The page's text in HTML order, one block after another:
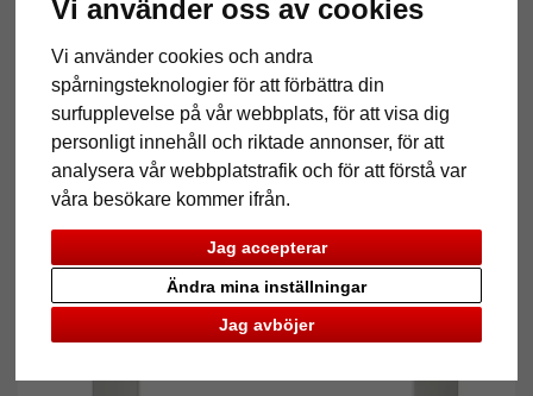
Vi använder oss av cookies
Vi använder cookies och andra
spårningsteknologier för att förbättra din
surfupplevelse på vår webbplats, för att visa dig
personligt innehåll och riktade annonser, för att
analysera vår webbplatstrafik och för att förstå var
våra besökare kommer ifrån.
Jag accepterar
Jag avböjer
Ändra mina inställningar
Tillbaka